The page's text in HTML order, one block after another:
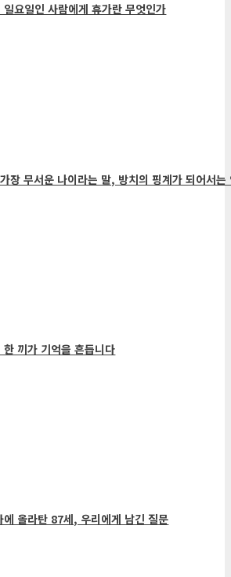
요일인 사람에게 휴가란 무엇인가
무서운 나이라는 말, 방치의 핑계가 되어서는
끼가 기억을 흔듭니다
올라탄 87세, 우리에게 남긴 질문